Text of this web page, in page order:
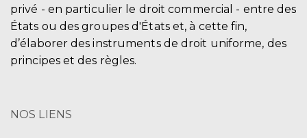
privé - en particulier le droit commercial - entre des
États ou des groupes d'États et, à cette fin,
d’élaborer des instruments de droit uniforme, des
principes et des règles.
NOS LIENS